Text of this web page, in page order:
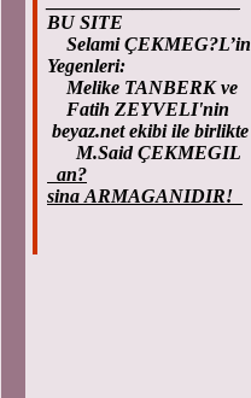
BU SITE
Selami ÇEKMEG?L’in
Yegenleri:
Melike TANBERK ve
Fatih ZEYVELI'nin
beyaz.net ekibi ile birlikte
M.Said ÇEKMEGIL
an?
sina ARMAGANIDIR!